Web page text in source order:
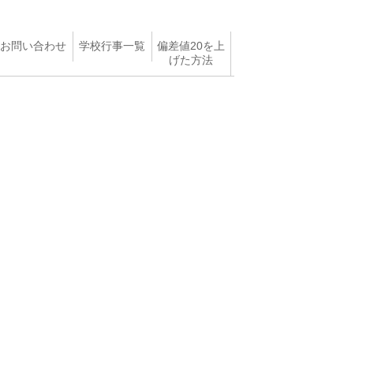
お問い合わせ 学校行事一覧
偏差値20を上
げた方法